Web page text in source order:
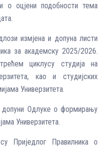
о оцјени подобности тема
измјена и допуна листи
за академску 2025/2026.
циклусу студија на
као и студијских
Универзитета.
допуни Одлуке о формирању
Универзитета.
Приједлог Правилника о